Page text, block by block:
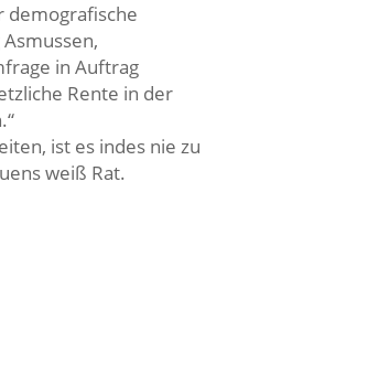
demografische
in Auftrag
Rente in der
ist es indes nie zu
weiß Rat.